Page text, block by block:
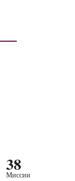
38
Миссии